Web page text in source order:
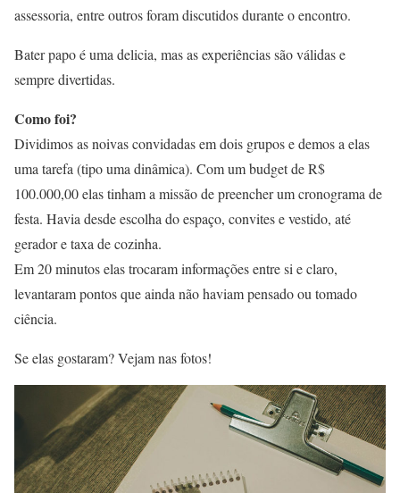
assessoria, entre outros foram discutidos durante o encontro.
Bater papo é uma delicia, mas as experiências são válidas e
sempre divertidas.
Como foi?
Dividimos as noivas convidadas em dois grupos e demos a elas
uma tarefa (tipo uma dinâmica). Com um budget de R$
100.000,00 elas tinham a missão de preencher um cronograma de
festa. Havia desde escolha do espaço, convites e vestido, até
gerador e taxa de cozinha.
Em 20 minutos elas trocaram informações entre si e claro,
levantaram pontos que ainda não haviam pensado ou tomado
ciência.
Se elas gostaram? Vejam nas fotos!